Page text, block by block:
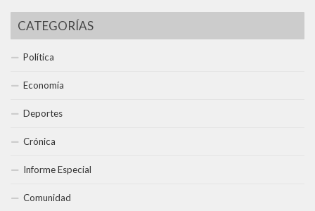
CATEGORÍAS
Política
Economía
Deportes
Crónica
Informe Especial
Comunidad